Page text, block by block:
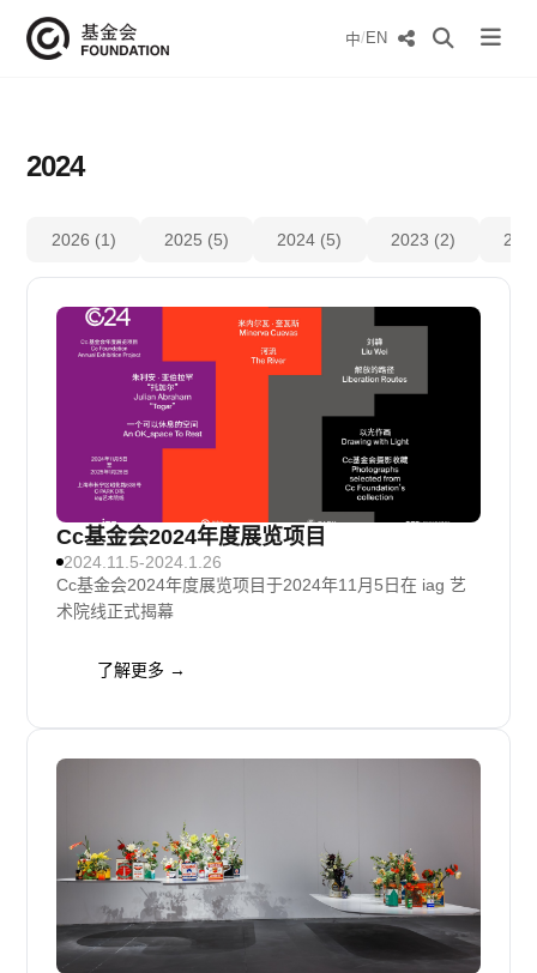
中/EN
2024
2026 (1) 2025 (5) 2024 (5) 2023 (2)
Cc基金会2024年度展览项目
2024.11.5-2024.1.26
Cc基金会2024年度展览项目于2024年11月5日在 iag 艺
术院线正式揭幕
了解更多 →